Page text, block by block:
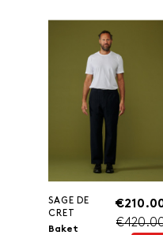
SAGE DE
CRET
Baket